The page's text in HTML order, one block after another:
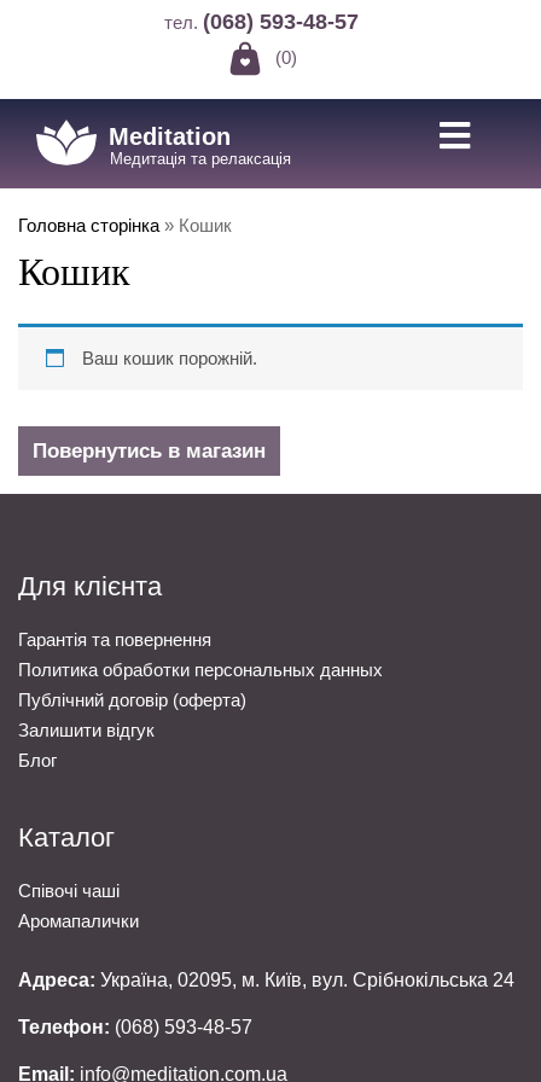
тел. (068) 593-48-57
(0)
Meditation
Медитація та релаксація
Головна сторінка » Кошик
Кошик
Ваш кошик порожній.
Повернутись в магазин
Для клієнта
Гарантія та повернення
Политика обработки персональных данных
Публічний договір (оферта)
Залишити відгук
Блог
Каталог
Співочі чаші
Аромапалички
Адреса: Україна, 02095, м. Київ, вул. Срібнокільська 24
Телефон: (068) 593-48-57
Email: info@meditation.com.ua